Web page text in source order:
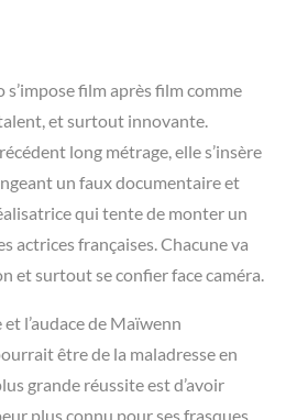
s’impose film après film comme
et surtout innovante.
long métrage, elle s’insère
un faux documentaire et
qui tente de monter un
actrices françaises. Chacune va
et surtout se confier face caméra.
et l’audace de Maïwenn
être de la maladresse en
grande réussite est d’avoir
plus connu pour ses frasques